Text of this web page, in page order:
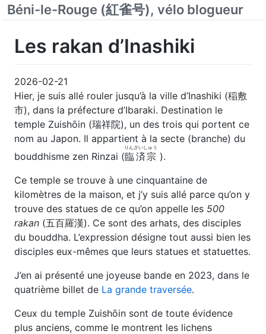
Béni-le-Rouge (紅雀号), vélo blogueur
Les rakan d’Inashiki
2026-02-21
Hier, je suis allé rouler jusqu’à la ville d’Inashiki (稲敷
市), dans la préfecture d’Ibaraki. Destination le
temple Zuishōin (瑞祥院), un des trois qui portent ce
nom au Japon. Il appartient à la secte (branche) du
bouddhisme zen Rinzai (臨済宗
りんざいしゅう
).
Ce temple se trouve à une cinquantaine de
kilomètres de la maison, et j’y suis allé parce qu’on y
trouve des statues de ce qu’on appelle les 500
rakan (五百羅漢). Ce sont des arhats, des disciples
du bouddha. L’expression désigne tout aussi bien les
disciples eux-mêmes que leurs statues et statuettes.
J’en ai présenté une joyeuse bande en 2023, dans le
quatrième billet de La grande traversée.
Ceux du temple Zuishōin sont de toute évidence
plus anciens, comme le montrent les lichens